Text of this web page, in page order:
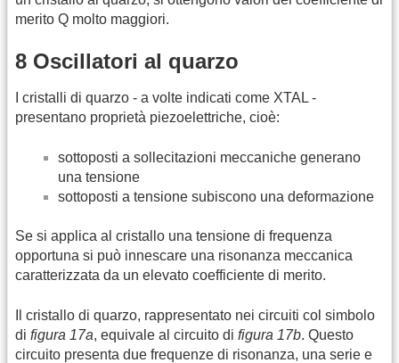
merito Q molto maggiori.
8 Oscillatori al quarzo
I cristalli di quarzo - a volte indicati come XTAL -
presentano proprietà piezoelettriche, cioè:
sottoposti a sollecitazioni meccaniche generano
una tensione
sottoposti a tensione subiscono una deformazione
Se si applica al cristallo una tensione di frequenza
opportuna si può innescare una risonanza meccanica
caratterizzata da un elevato coefficiente di merito.
Il cristallo di quarzo, rappresentato nei circuiti col simbolo
di figura 17a, equivale al circuito di figura 17b. Questo
circuito presenta due frequenze di risonanza, una serie e